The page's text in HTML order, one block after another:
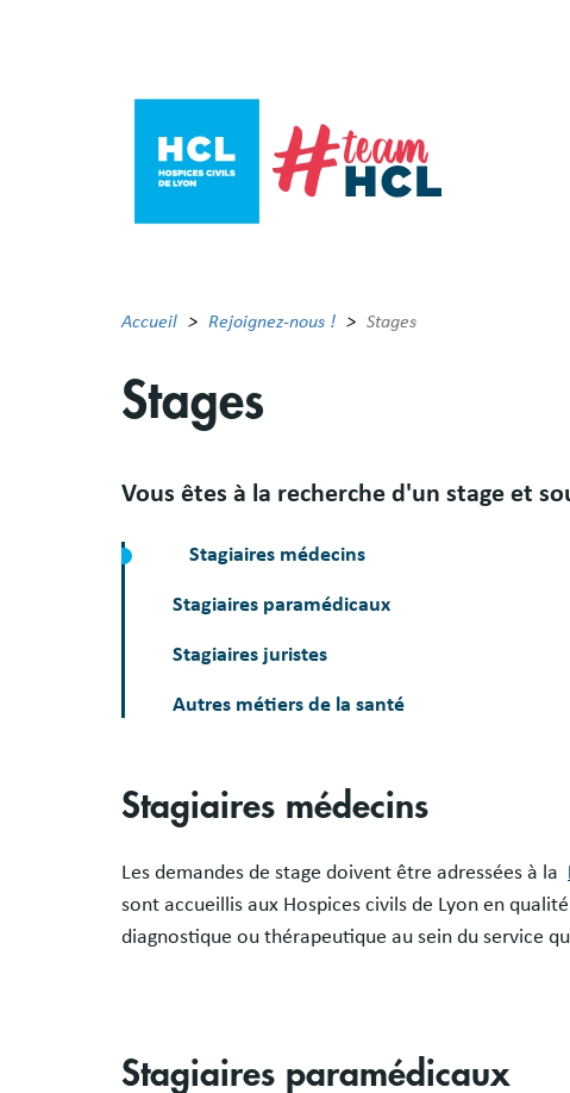
Accueil Rejoignez-nous ! Stages
Stages
Résumé
Vous êtes à la recherche d'un stage et
Stagiaires médecins
Stagiaires paramédicaux
Stagiaires juristes
Autres métiers de la santé
Stagiaires médecins
Les demandes de stage doivent être adressées à la
sont accueillis aux Hospices civils de Lyon en
diagnostique ou thérapeutique au sein du service
Stagiaires paramédicaux